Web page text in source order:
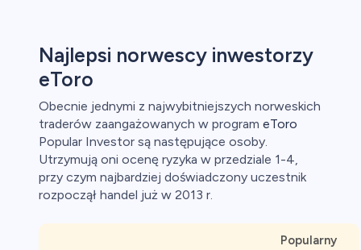
Najlepsi norwescy inwestorzy
eToro
Obecnie jednymi z najwybitniejszych norweskich
traderów zaangażowanych w program eToro
Popular Investor są następujące osoby.
Utrzymują oni ocenę ryzyka w przedziale 1-4,
przy czym najbardziej doświadczony uczestnik
rozpoczął handel już w 2013 r.
Popularny